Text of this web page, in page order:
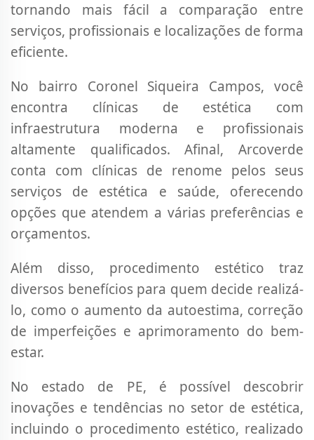
tornando mais fácil a comparação entre
serviços, profissionais e localizações de forma
eficiente.
No bairro Coronel Siqueira Campos, você
encontra clínicas de estética com
infraestrutura moderna e profissionais
altamente qualificados. Afinal, Arcoverde
conta com clínicas de renome pelos seus
serviços de estética e saúde, oferecendo
opções que atendem a várias preferências e
orçamentos.
Além disso, procedimento estético traz
diversos benefícios para quem decide realizá-
lo, como o aumento da autoestima, correção
de imperfeições e aprimoramento do bem-
estar.
No estado de PE, é possível descobrir
inovações e tendências no setor de estética,
incluindo o procedimento estético, realizado